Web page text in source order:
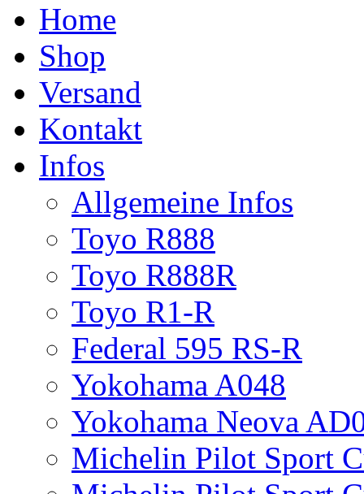
Home
Shop
Versand
Kontakt
Infos
Allgemeine Infos
Toyo R888
Toyo R888R
Toyo R1-R
Federal 595 RS-R
Yokohama A048
Yokohama Neova
Michelin Pilot Sport